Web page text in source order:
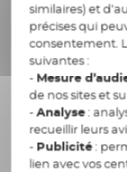
Faciliter le travail
collaboratif
similaires) et
précises qui
consentement.
suivantes :
- Mesure
de nos sites et
-Analyse:
recueillir leurs
- Publicité:
lien avec vos